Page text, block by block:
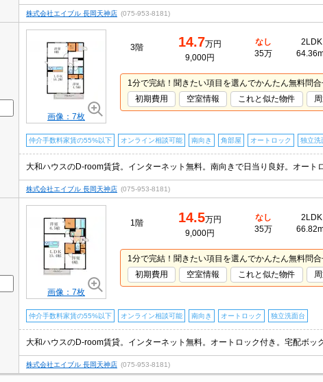
株式会社エイブル 長岡天神店 (075-953-8181)
画像：7枚
3階 14.7万円
9,000円
なし
35万
2LDK
1分で完結！聞きたい項目を選んでかんたん無料問合
初期費用
空室情報 これと似た物件
仲介手数料家賃の55%以下 オンライン相談可能 南向き 角部屋 オートロック 独立洗
株式会社エイブル 長岡天神店 (075-953-8181)
画像：7枚
1階 14.5万円
9,000円
なし
35万
2LDK
1分で完結！聞きたい項目を選んでかんたん無料問合
初期費用
空室情報 これと似た物件
仲介手数料家賃の55%以下 オンライン相談可能 南向き オートロック 独立洗面台
株式会社エイブル 長岡天神店 (075-953-8181)